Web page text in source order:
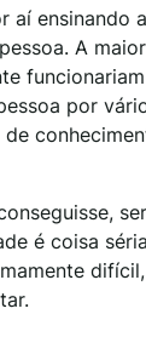
aí ensinando
A
por
é coisa